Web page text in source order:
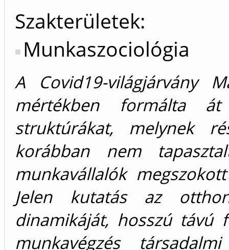
Szakterületek:
Munkaszociológia
A Covid19-világjárvány
mértékben formálta
struktúrákat, melynek
korábban nem
munkavállalók
Jelen kutatás az
dinamikáját, hosszú távú
munkavégzés